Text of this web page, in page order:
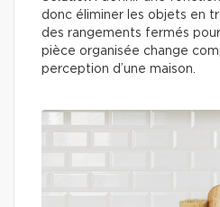
donc éliminer les objets en
des rangements fermés
pièce organisée change
perception d’une maison.